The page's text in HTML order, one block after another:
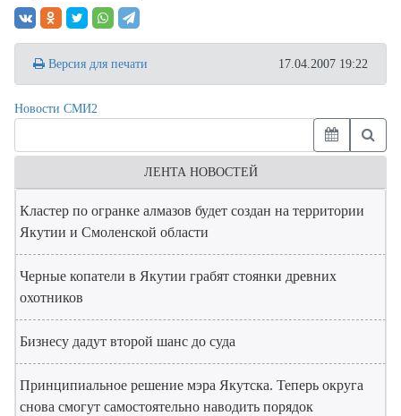
Версия для печати 17.04.2007 19:22
Новости СМИ2
ЛЕНТА НОВОСТЕЙ
Кластер по огранке алмазов будет создан на территории
Якутии и Смоленской области
Черные копатели в Якутии грабят стоянки древних
охотников
Бизнесу дадут второй шанс до суда
Принципиальное решение мэра Якутска. Теперь округа
снова смогут самостоятельно наводить порядок